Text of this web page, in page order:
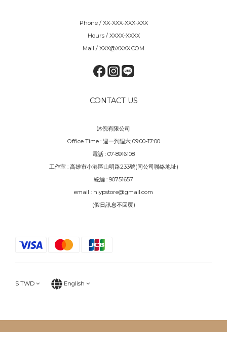
Phone / XX-XXX-XXX-XXX
Hours / XXXX-XXXX
Mail / XXX@XXXX.COM
CONTACT US
沐倪有限公司
Office Time : 週一到週六 09:00-17:00
電話 : 07-8916108
工作室 : 高雄市小港區山明路233號(同公司聯絡地址)
統編 : 90751657
email : hiypstore@gmail.com
(假日訊息不回覆)
$ TWD English